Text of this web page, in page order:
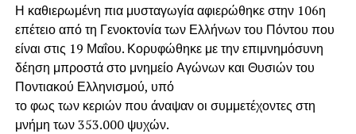
Η καθιερωμένη πια μυσταγωγία αφιερώθηκε στην 106η
επέτειο από τη Γενοκτονία των Ελλήνων του Πόντου που
είναι στις 19 Μαΐου. Κορυφώθηκε με την επιμνημόσυνη
δέηση μπροστά στο μνημείο Αγώνων και Θυσιών του
Ποντιακού Ελληνισμού, υπό
το φως των κεριών που άναψαν οι συμμετέχοντες στη
μνήμη των 353.000 ψυχών.